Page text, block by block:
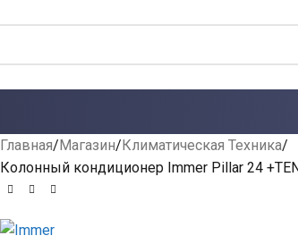
Главная Магазин Климатическая Техника
Колонный кондиционер Immer Pillar 24